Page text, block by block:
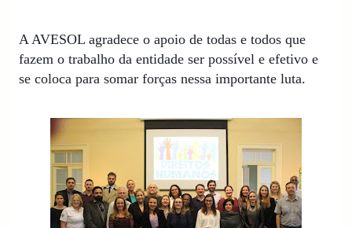
A AVESOL agradece o apoio de todas e todos que
fazem o trabalho da entidade ser possível e efetivo e
se coloca para somar forças nessa importante luta.